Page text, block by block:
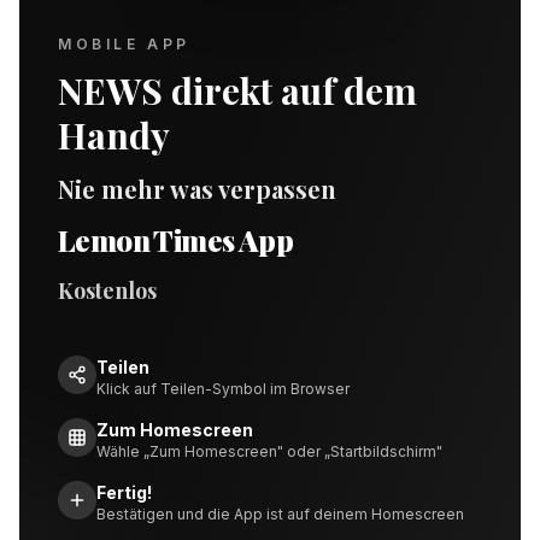
MOBILE APP
NEWS direkt auf dem
Handy
Nie mehr was verpassen
Lemon Times App
Kostenlos
Teilen
Klick auf Teilen-Symbol im Browser
Zum Homescreen
Wähle „Zum Homescreen" oder „Startbildschirm"
Fertig!
Bestätigen und die App ist auf deinem Homescreen